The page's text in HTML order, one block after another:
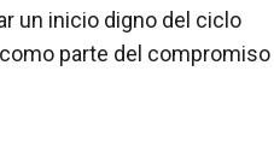
un inicio digno del ciclo
parte del compromiso